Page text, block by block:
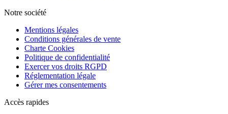
Notre société
Mentions légales
Conditions générales de vente
Charte Cookies
Politique de confidentialité
Exercer vos droits RGPD
Réglementation légale
Gérer mes consentements
Accès rapides